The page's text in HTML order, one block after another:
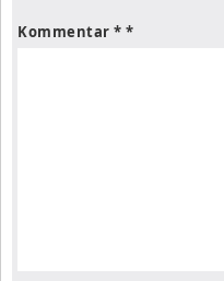
Kommentar *